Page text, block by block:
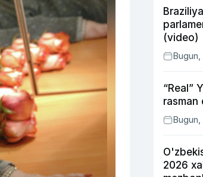
(video)
Bugun,
“Real”
rasman
Bugun,
2026